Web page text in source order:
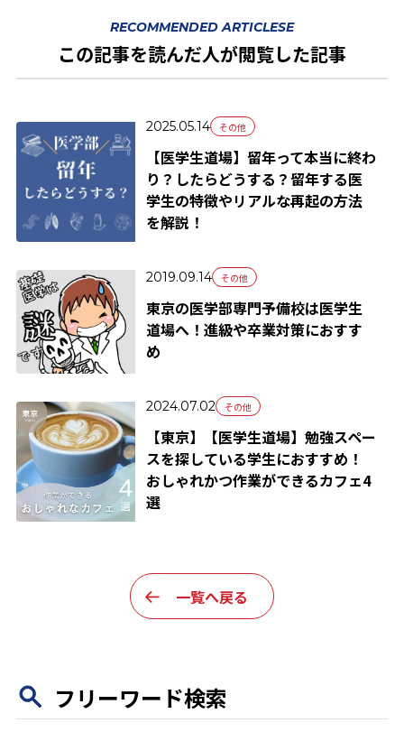
RECOMMENDED ARTICLESE
この記事を読んだ人が閲覧した記事
2025.05.14 その他
【医学生道場】留年って本当に終わ
り？したらどうする？留年する医
学生の特徴やリアルな再起の方法
を解説！
2019.09.14 その他
東京の医学部専門予備校は医学生
道場へ！進級や卒業対策におすす
め
2024.07.02 その他
【東京】【医学生道場】勉強スペー
スを探している学生におすすめ！
おしゃれかつ作業ができるカフェ4
選
一覧へ戻る
フリーワード検索